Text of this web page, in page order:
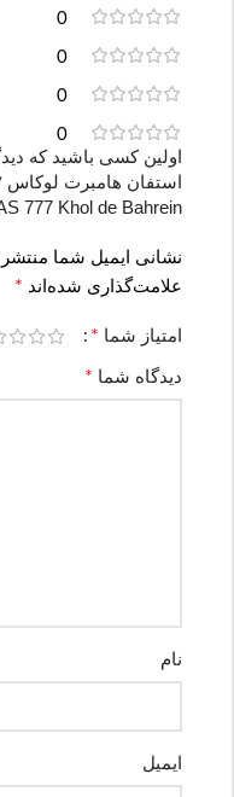
0
0
0
0
اولین کسی باشید که
777 Khol de Bahrein”
نشانی ایمیل شما
علامت‌گذاری شده‌اند *
امتیاز شما *
دیدگاه شما *
نام
ایمیل